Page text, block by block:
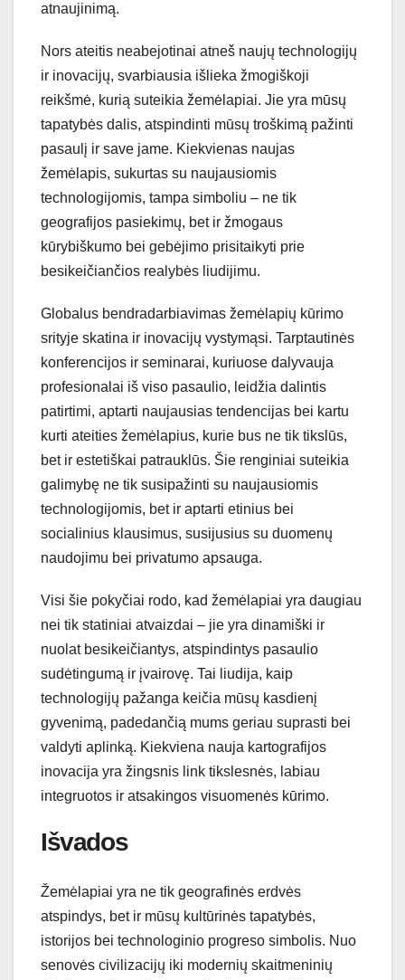
atnaujinimą.
Nors ateitis neabejotinai atneš naujų technologijų
ir inovacijų, svarbiausia išlieka žmogiškoji
reikšmė, kurią suteikia žemėlapiai. Jie yra mūsų
tapatybės dalis, atspindinti mūsų troškimą pažinti
pasaulį ir save jame. Kiekvienas naujas
žemėlapis, sukurtas su naujausiomis
technologijomis, tampa simboliu – ne tik
geografijos pasiekimų, bet ir žmogaus
kūrybiškumo bei gebėjimo prisitaikyti prie
besikeičiančios realybės liudijimu.
Globalus bendradarbiavimas žemėlapių kūrimo
srityje skatina ir inovacijų vystymąsi. Tarptautinės
konferencijos ir seminarai, kuriuose dalyvauja
profesionalai iš viso pasaulio, leidžia dalintis
patirtimi, aptarti naujausias tendencijas bei kartu
kurti ateities žemėlapius, kurie bus ne tik tikslūs,
bet ir estetiškai patrauklūs. Šie renginiai suteikia
galimybę ne tik susipažinti su naujausiomis
technologijomis, bet ir aptarti etinius bei
socialinius klausimus, susijusius su duomenų
naudojimu bei privatumo apsauga.
Visi šie pokyčiai rodo, kad žemėlapiai yra daugiau
nei tik statiniai atvaizdai – jie yra dinamiški ir
nuolat besikeičiantys, atspindintys pasaulio
sudėtingumą ir įvairovę. Tai liudija, kaip
technologijų pažanga keičia mūsų kasdienį
gyvenimą, padedančią mums geriau suprasti bei
valdyti aplinką. Kiekviena nauja kartografijos
inovacija yra žingsnis link tikslesnės, labiau
integruotos ir atsakingos visuomenės kūrimo.
Išvados
Žemėlapiai yra ne tik geografinės erdvės
atspindys, bet ir mūsų kultūrinės tapatybės,
istorijos bei technologinio progreso simbolis. Nuo
senovės civilizacijų iki modernių skaitmeninių